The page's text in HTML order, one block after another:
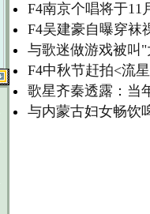
F4南京个唱将于11
F4吴建豪自曝穿袜
与歌迷做游戏被叫
F4中秋节赶拍<流
歌星齐秦透露：当
与内蒙古妇女畅饮